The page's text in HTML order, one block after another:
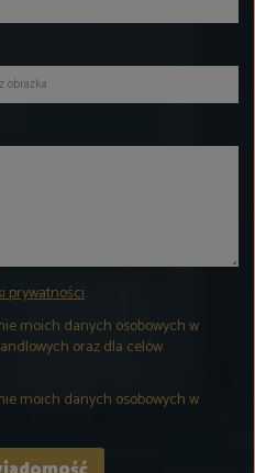
prywatności.
moich danych osobowych w
oraz dla celów
moich danych osobowych w